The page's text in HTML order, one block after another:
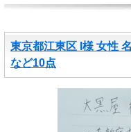
東京都江東区 I様 女性
など10点